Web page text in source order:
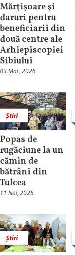
Mărţişoare şi
daruri pentru
beneficiarii din
două centre ale
Arhiepiscopiei
Sibiului
03 Mar, 2026
Știri
Popas de
rugăciune la un
cămin de
bătrâni din
Tulcea
11 Noi, 2025
Știri